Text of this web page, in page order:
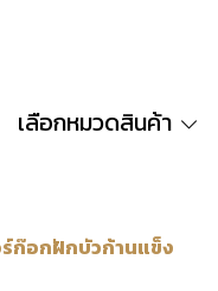
เลือกหมวดสินค้า
ร์ก๊อกฝักบัวก้านแข็ง